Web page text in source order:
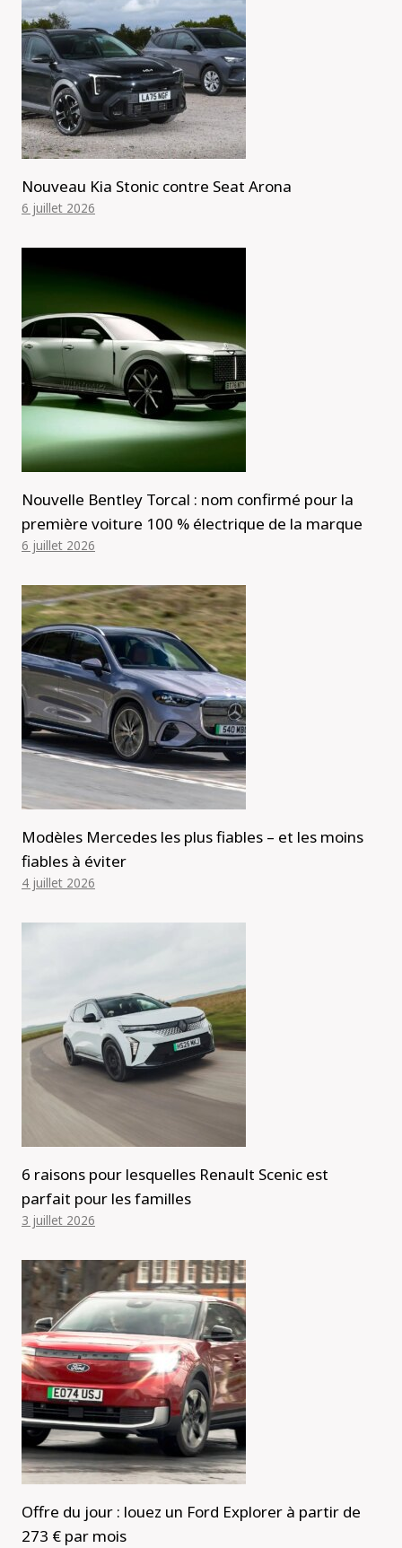
Nouveau Kia Stonic contre Seat Arona
6 juillet 2026
Nouvelle Bentley Torcal : nom confirmé pour la
première voiture 100 % électrique de la marque
6 juillet 2026
Modèles Mercedes les plus fiables – et les moins
fiables à éviter
4 juillet 2026
6 raisons pour lesquelles Renault Scenic est
parfait pour les familles
3 juillet 2026
Offre du jour : louez un Ford Explorer à partir de
273 € par mois